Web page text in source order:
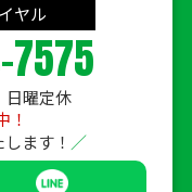
ヤル
7575
曜定休
！
ます！